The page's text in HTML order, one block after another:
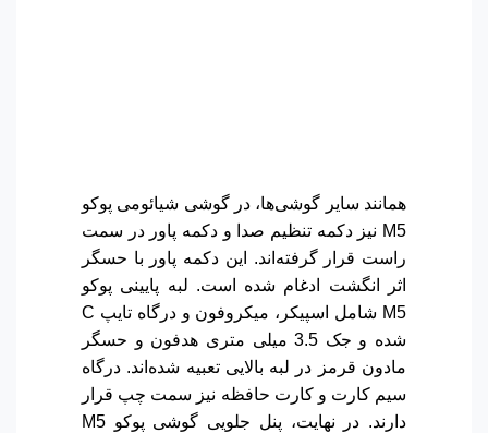
همانند سایر گوشی‌ها، در گوشی شیائومی پوکو
M5 نیز دکمه تنظیم صدا و دکمه پاور در سمت
راست قرار گرفته‌اند. این دکمه پاور با حسگر
اثر انگشت ادغام شده است. لبه پایینی پوکو
M5 شامل اسپیکر، میکروفون و درگاه تایپ C
شده و جک 3.5 میلی متری هدفون و حسگر
مادون قرمز در لبه بالایی تعبیه شده‌اند. درگاه
سیم کارت و کارت حافظه نیز سمت چپ قرار
دارند. در نهایت، پنل جلویی گوشی پوکو M5